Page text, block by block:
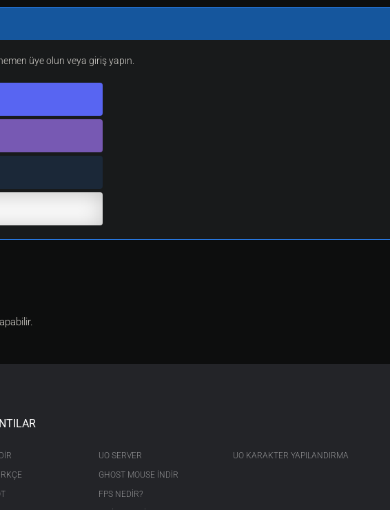
üye olun veya giriş yapın.
UO SERVER
GHOST MOUSE INDIR
FPS NEDIR?
UO KARAKTER YAPILANDIRMA